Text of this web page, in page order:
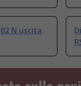
N uscita